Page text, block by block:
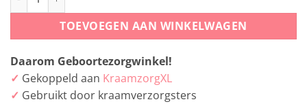
TOEVOEGEN AAN WINKELWAGEN
Daarom Geboortezorgwinkel!
✓ Gekoppeld aan KraamzorgXL
✓ Gebruikt door kraamverzorgsters